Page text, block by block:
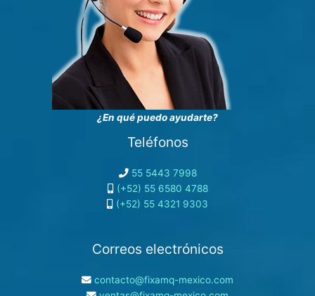
¿En qué puedo ayudarte?
Teléfonos
55 5443 7998
(+52) 55 6580 4788
(+52) 55 4321 9303
Correos electrónicos
contacto@fixamq-mexico.com